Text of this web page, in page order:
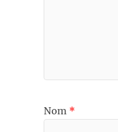
Nom *